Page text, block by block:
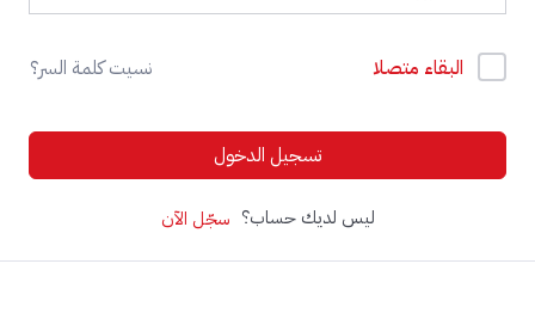
البقاء متصلا نسيت كلمة السر؟
تسجيل الدخول
ليس لديك حساب؟ سجّل الآن